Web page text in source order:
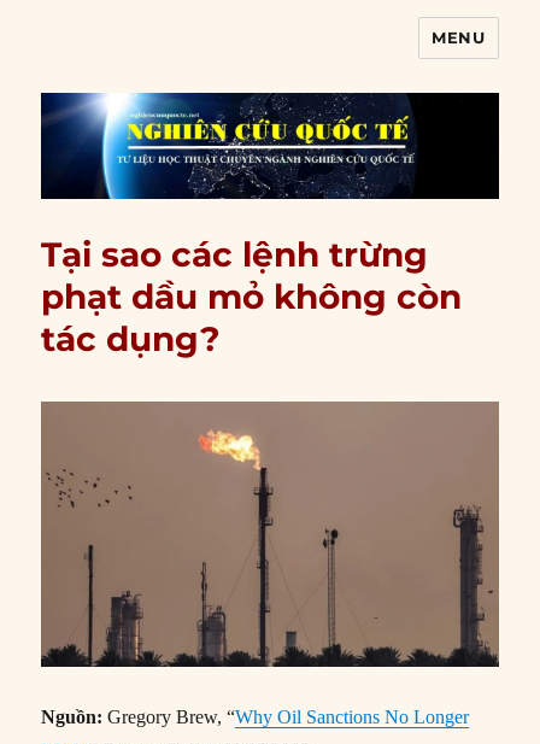
MENU
Tại sao các lệnh trừng
phạt dầu mỏ không còn
tác dụng?
Nguồn: Gregory Brew, “Why Oil Sanctions No Longer